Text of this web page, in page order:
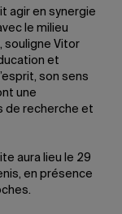
agir en synergie
le milieu
souligne Vitor
et
son sens
une
de recherche et
aura lieu le 29
en présence